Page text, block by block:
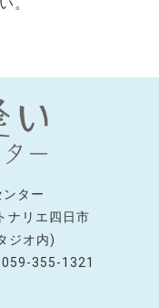
ター
ナリエ四日市
ジオ内)
355-1321